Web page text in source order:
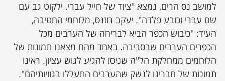
למושב נס הרים, נמצא "ציוד של חייל עברי. ילקוט גב עם
שם עברי וכובע פלדה". יעקב רוזנס, מלוחמי החטיבה,
העיד: "כיבוש הכפר הביא לבריחה של הערבים מכל
הכפרים הערבים שבסביבה. באחד מהם מצאנו תמונות של
הלוחמים ממחלקת הל"ה שניסו להגיע לגוש עציון. ראינו
תמונות של חברינו לנשק שהערבים התעללו בגוויותיהם".